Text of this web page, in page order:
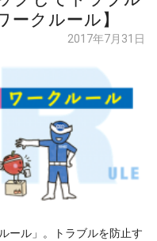
ークルール】
2017年7月31日
ール」。トラブルを防止す